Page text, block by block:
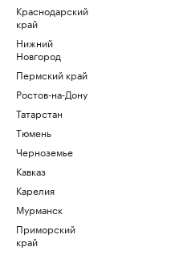
Краснодарский
край
Нижний
Новгород
Пермский край
Ростов-на-Дону
Татарстан
Тюмень
Черноземье
Кавказ
Карелия
Мурманск
Приморский
край